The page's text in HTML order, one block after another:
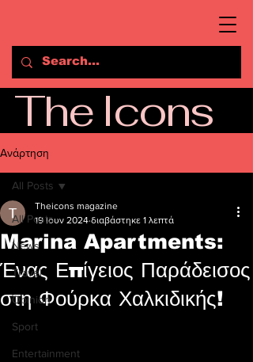
The Icons
Ανάρτηση
All Posts
News
Travel
Opinion
Sport
Entertainment
All Posts
Marina Apartments:
Ένας Επίγειος Παράδεισος
στη Φούρκα Χαλκιδικής!
Theicons magazine
19 Ιουν 2024 διαβάστηκε 1 λεπτά